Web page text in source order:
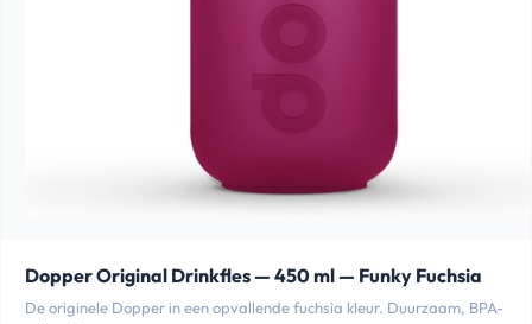
Dopper Original Drinkfles — 450 ml — Funky Fuchsia
De originele Dopper in een opvallende fuchsia kleur. Duurzaam, BPA-